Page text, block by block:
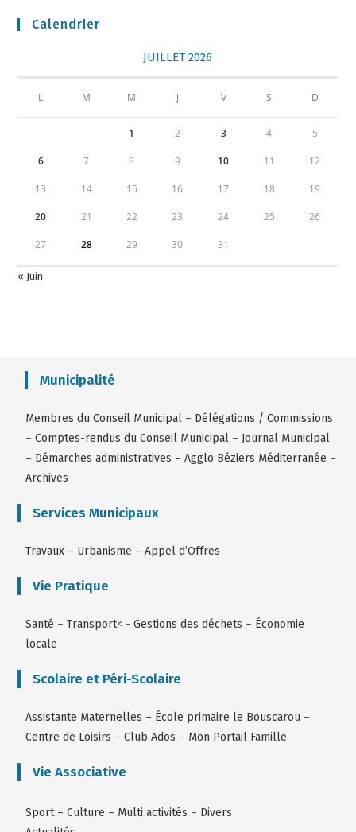
Calendrier
JUILLET 2026
L M M J V S D
1 2 3 4 5
6 7 8 9 10 11 12
13 14 15 16 17 18 19
20 21 22 23 24 25 26
27 28 29 30 31
« Juin
Municipalité
Membres du Conseil Municipal – Délégations / Commissions
–Comptes-rendus du Conseil Municipal – Journal Municipal
– Démarches administratives –Agglo Béziers Méditerranée –
Archives
Services Municipaux
Travaux – Urbanisme –Appel d’Offres
Vie Pratique
Santé –Transport< -Gestions des déchets – Économie
locale
Scolaire et Péri-Scolaire
Assistante Maternelles – École primaire le Bouscarou –
Centre de Loisirs –Club Ados – Mon Portail Famille
Vie Associative
Sport –Culture – Multi activités – Divers